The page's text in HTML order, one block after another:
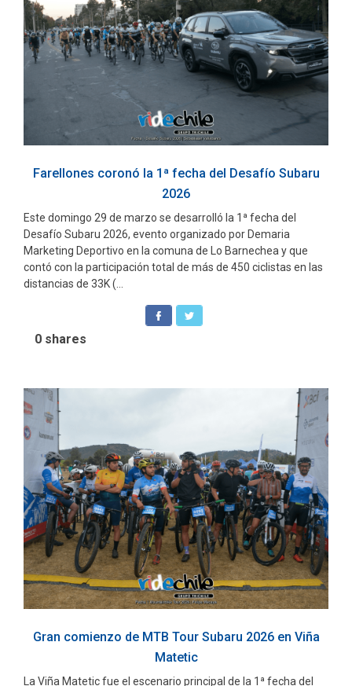
Farellones coronó la 1ª fecha del Desafío Subaru
2026
Este domingo 29 de marzo se desarrolló la 1ª fecha del
Desafío Subaru 2026, evento organizado por Demaria
Marketing Deportivo en la comuna de Lo Barnechea y que
contó con la participación total de más de 450 ciclistas en las
distancias de 33K (...
0 shares
Gran comienzo de MTB Tour Subaru 2026 en Viña
Matetic
La Viña Matetic fue el escenario principal de la 1ª fecha del